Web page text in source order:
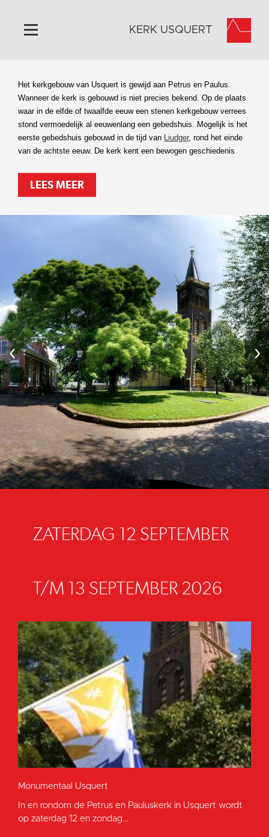
Home
Algemeen
Historie
Omgeving
Activiteiten
Steun ons
Contact
Vaktaal
KERK USQUERT
Het kerkgebouw van Usquert is gewijd aan Petrus en Paulus.
Wanneer de kerk is gebouwd is niet precies bekend. Op de plaats
waar in de elfde of twaalfde eeuw een stenen kerkgebouw verrees
stond vermoedelijk al eeuwenlang een gebedshuis. Mogelijk is het
eerste gebedshuis gebouwd in de tijd van Liudger, rond het einde
van de achtste eeuw. De kerk kent een bewogen geschiedenis
LEES MEER
‹ ›
ZATERDAG 12 SEPTEMBER
T/M 13 SEPTEMBER 2026
Monumentaal Usquert
In en rondom de Petrus en Pauluskerk in Usquert wordt
op zaterdag 12 en zondag...